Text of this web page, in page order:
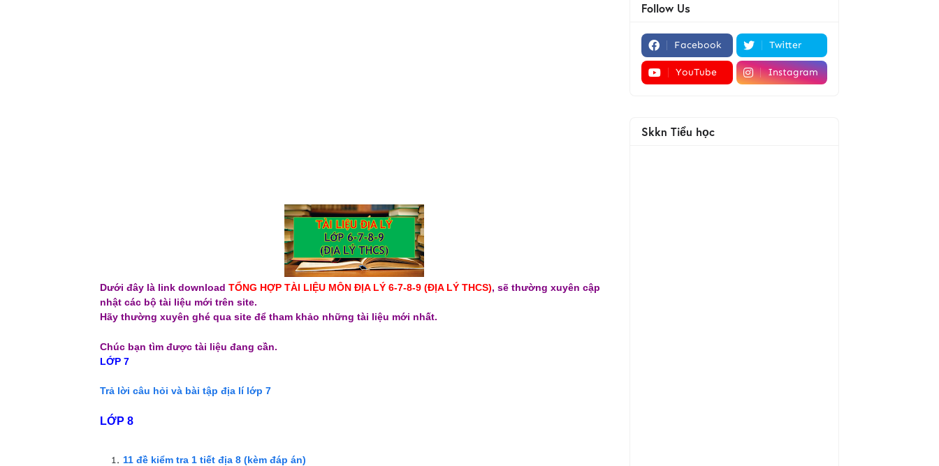
Dưới đây là link download TỔNG HỢP TÀI LIỆU MÔN ĐỊA LÝ 6-7-8-9 (ĐỊA LÝ THCS), sẽ thường xuyên cập
nhật các bộ tài liệu mới trên site.
Hãy thường xuyên ghé qua site để tham khảo những tài liệu mới nhất.
Chúc bạn tìm được tài liệu đang cần.
LỚP 7
Trả lời câu hỏi và bài tập địa lí lớp 7
LỚP 8
11 đề kiểm tra 1 tiết địa 8 (kèm đáp án)
Follow Us
Facebook Twitter
YouTube Instagram
Skkn Tiểu học